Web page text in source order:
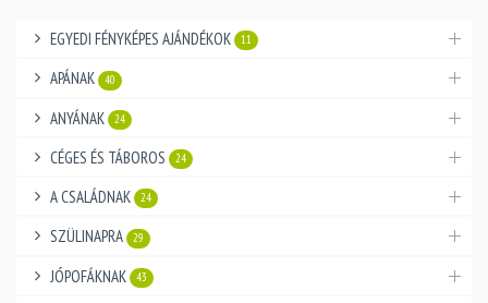
EGYEDI FÉNYKÉPES AJÁNDÉKOK 11
APÁNAK 40
ANYÁNAK 24
CÉGES ÉS TÁBOROS 24
A CSALÁDNAK 24
SZÜLINAPRA 29
JÓPOFÁKNAK 43